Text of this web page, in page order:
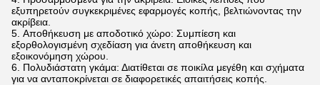
εξυπηρετούν συγκεκριμένες εφαρμογές κοπής, βελτιώνοντας την
ακρίβεια.
Αποθήκευση με αποδοτικό χώρο: Συμπίεση και
εξορθολογισμένη σχεδίαση για άνετη αποθήκευση και
εξοικονόμηση χώρου.
Πολυδιάστατη γκάμα: Διατίθεται σε ποικίλα μεγέθη και σχήματα
για να ανταποκρίνεται σε διαφορετικές απαιτήσεις κοπής.